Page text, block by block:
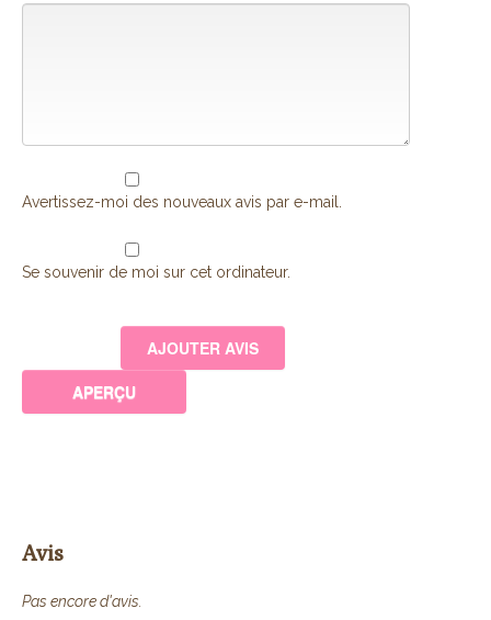
Avertissez-moi des nouveaux avis par e-mail.
Se souvenir de moi sur cet ordinateur.
Avis
Pas encore d'avis.